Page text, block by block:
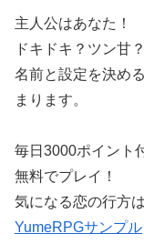
主人公はあなた！
ドキドキ？ツン甘
名前と設定を決め
まります。
毎日3000ポイント
無料でプレイ！
気になる恋の行方
YumeRPGサンプル